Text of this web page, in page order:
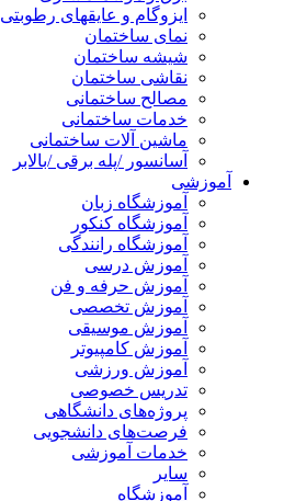
ایزوگام و عایقهای رطوبتی
نمای ساختمان
شیشه ساختمان
نقاشی ساختمان
مصالح ساختمانی
خدمات ساختمانی
ماشین آلات ساختمانی
آسانسور /پله برقی /بالابر
آموزشی
آموزشگاه زبان
آموزشگاه کنکور
آموزشگاه رانندگی
آموزش درسی
آموزش حرفه و فن
آموزش تخصصی
آموزش موسیقی
آموزش کامپیوتر
آموزش ورزشی
تدریس خصوصی
پروژه‌های دانشگاهی
فرصت‌های دانشجویی
خدمات آموزشی
سایر
آموزشگاه